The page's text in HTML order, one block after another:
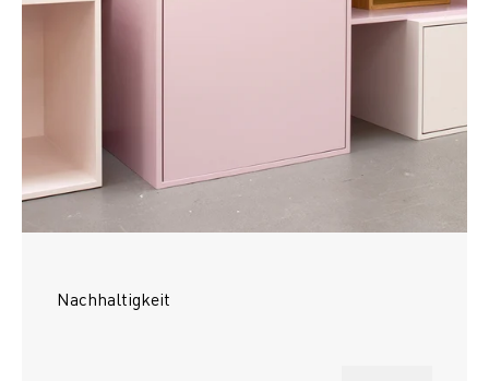
Nachhaltigkeit